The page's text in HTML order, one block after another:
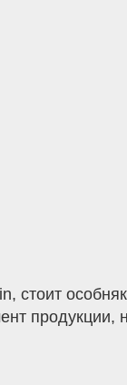
стоит
продукции,